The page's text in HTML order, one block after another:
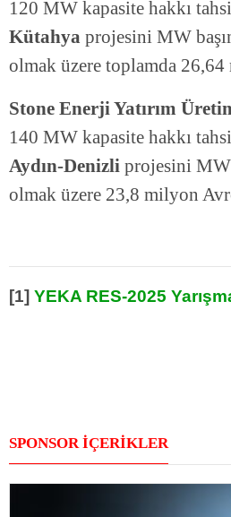
120 MW kapasite hakkı
Kütahya projesini MW
olmak üzere toplamda
Stone Enerji Yatırım
140 MW kapasite hakkı
Aydın-Denizli projesini MW
olmak üzere 23,8 milyon
[1] YEKA RES-2025
SPONSOR İÇERİKLER